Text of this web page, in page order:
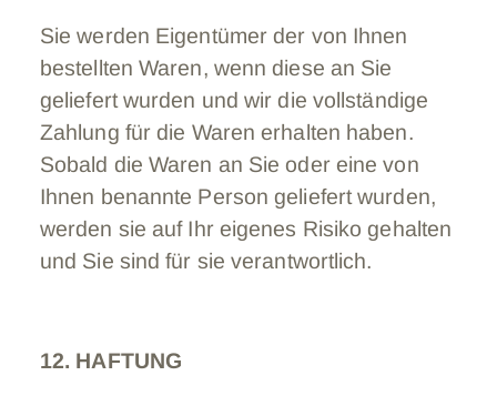
Sie werden Eigentümer der von Ihnen
bestellten Waren, wenn diese an Sie
geliefert wurden und wir die vollständige
Zahlung für die Waren erhalten haben.
Sobald die Waren an Sie oder eine von
Ihnen benannte Person geliefert wurden,
werden sie auf Ihr eigenes Risiko gehalten
und Sie sind für sie verantwortlich.
12. HAFTUNG